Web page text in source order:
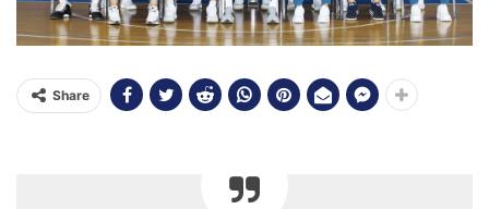
Share